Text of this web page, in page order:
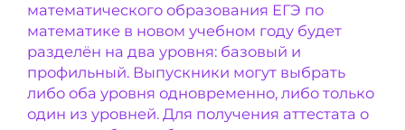
математического образования ЕГЭ по
математике в новом учебном году будет
разделён на два уровня: базовый и
профильный. Выпускники могут выбрать
либо оба уровня одновременно, либо только
один из уровней. Для получения аттестата о